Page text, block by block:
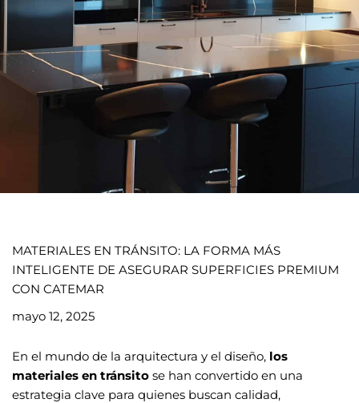
MATERIALES EN TRÁNSITO: LA FORMA MÁS
INTELIGENTE DE ASEGURAR SUPERFICIES PREMIUM
CON CATEMAR
mayo 12, 2025
En el mundo de la arquitectura y el diseño, los
materiales en tránsito se han convertido en una
estrategia clave para quienes buscan calidad,